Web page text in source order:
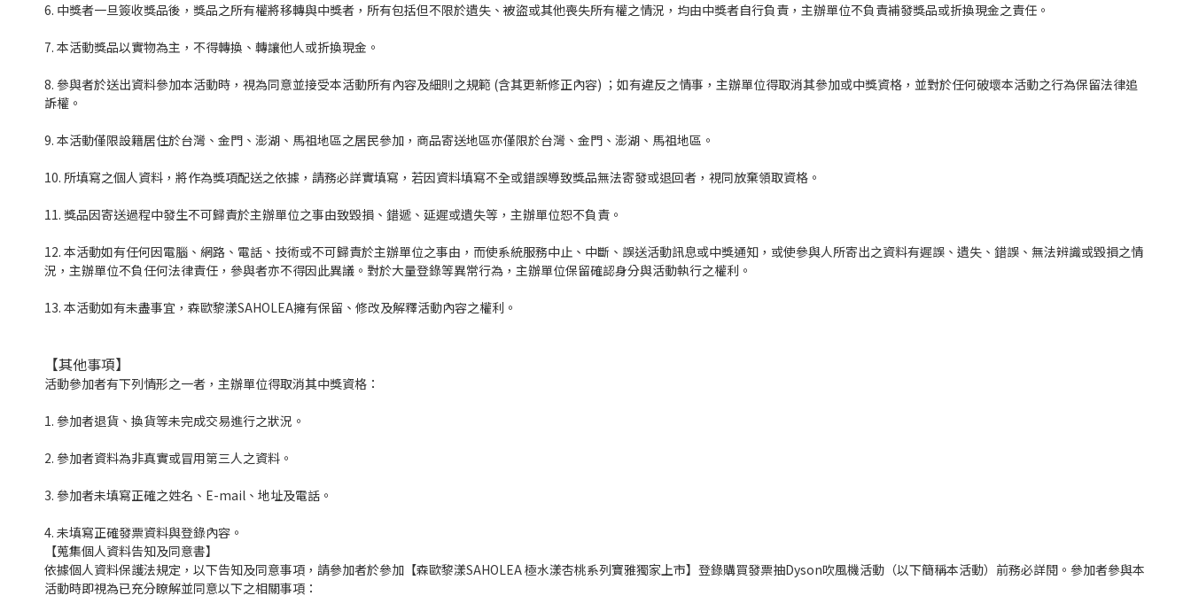
6. 中獎者一旦簽收獎品後，獎品之所有權將移轉與中獎者，所有包括但不限於遺失、被盜或其他喪失所有權之情況，均由中獎者自行負責，主辦單位不負責補發獎品或折換現金之責任。
7. 本活動獎品以實物為主，不得轉換、轉讓他人或折換現金。
8. 參與者於送出資料參加本活動時，視為同意並接受本活動所有內容及細則之規範 (含其更新修正內容) ；如有違反之情事，主辦單位得取消其參加或中獎資格，並對於任何破壞本活動之行為保留法律追
訴權。
9. 本活動僅限設籍居住於台灣、金門、澎湖、馬祖地區之居民參加，商品寄送地區亦僅限於台灣、金門、澎湖、馬祖地區。
10. 所填寫之個人資料，將作為獎項配送之依據，請務必詳實填寫，若因資料填寫不全或錯誤導致獎品無法寄發或退回者，視同放棄領取資格。
11. 獎品因寄送過程中發生不可歸責於主辦單位之事由致毀損、錯遞、延遲或遺失等，主辦單位恕不負責。
12. 本活動如有任何因電腦、網路、電話、技術或不可歸責於主辦單位之事由，而使系統服務中止、中斷、誤送活動訊息或中獎通知，或使參與人所寄出之資料有遲誤、遺失、錯誤、無法辨識或毀損之情
況，主辦單位不負任何法律責任，參與者亦不得因此異議。對於大量登錄等異常行為，主辦單位保留確認身分與活動執行之權利。
13. 本活動如有未盡事宜，森歐黎漾SAHOLEA擁有保留、修改及解釋活動內容之權利。
【其他事項】
活動參加者有下列情形之一者，主辦單位得取消其中獎資格：
1. 參加者退貨、換貨等未完成交易進行之狀況。
2. 參加者資料為非真實或冒用第三人之資料。
3. 參加者未填寫正確之姓名、E-mail、地址及電話。
4. 未填寫正確發票資料與登錄內容。
【蒐集個人資料告知及同意書】
依據個人資料保護法規定，以下告知及同意事項，請參加者於參加【森歐黎漾SAHOLEA 極水漾杏桃系列寶雅獨家上市】登錄購買發票抽Dyson吹風機活動（以下簡稱本活動）前務必詳閱。參加者參與本
活動時即視為已充分瞭解並同意以下之相關事項：